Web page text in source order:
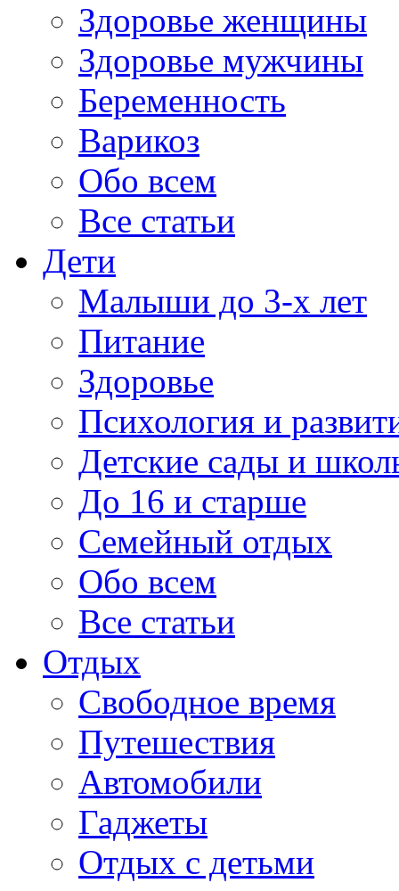
Здоровье женщины
Здоровье мужчины
Беременность
Варикоз
Обо всем
Все статьи
Дети
Малыши до 3-х лет
Питание
Здоровье
Психология и
Детские сады и
До 16 и старше
Семейный отдых
Обо всем
Все статьи
Отдых
Свободное время
Путешествия
Автомобили
Гаджеты
Отдых с детьми